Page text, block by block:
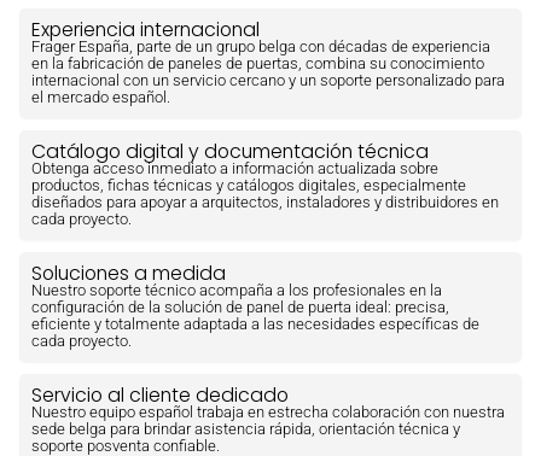
Experiencia internacional
Frager España, parte de un grupo belga con décadas de experiencia
en la fabricación de paneles de puertas, combina su conocimiento
internacional con un servicio cercano y un soporte personalizado para
el mercado español.
Catálogo digital y documentación técnica
Obtenga acceso inmediato a información actualizada sobre
productos, fichas técnicas y catálogos digitales, especialmente
diseñados para apoyar a arquitectos, instaladores y distribuidores en
cada proyecto.
Soluciones a medida
Nuestro soporte técnico acompaña a los profesionales en la
configuración de la solución de panel de puerta ideal: precisa,
eficiente y totalmente adaptada a las necesidades específicas de
cada proyecto.
Servicio al cliente dedicado
Nuestro equipo español trabaja en estrecha colaboración con nuestra
sede belga para brindar asistencia rápida, orientación técnica y
soporte posventa confiable.